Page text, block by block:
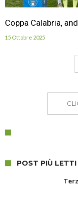
Coppa Calabria,
15 Ottobre 2025
POST PIÙ LETTI